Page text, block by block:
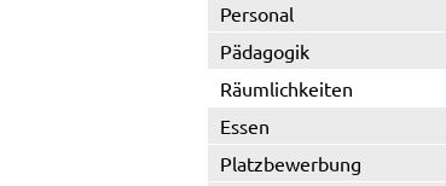
Personal
Pädagogik
Räumlichkeiten
Essen
Platzbewerbung